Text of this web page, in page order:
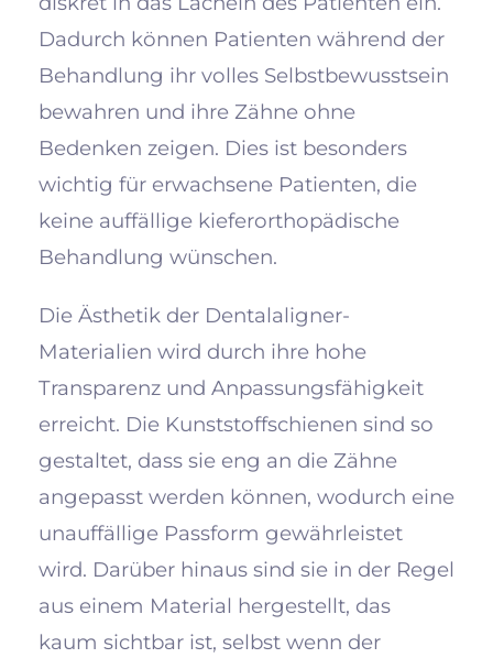
Dadurch können Patienten während der
Behandlung ihr volles Selbstbewusstsein
bewahren und ihre Zähne ohne
Bedenken zeigen. Dies ist besonders
wichtig für erwachsene Patienten, die
keine auffällige kieferorthopädische
Behandlung wünschen.
Die Ästhetik der Dentalaligner-
Materialien wird durch ihre hohe
Transparenz und Anpassungsfähigkeit
erreicht. Die Kunststoffschienen sind so
gestaltet, dass sie eng an die Zähne
angepasst werden können, wodurch eine
unauffällige Passform gewährleistet
wird. Darüber hinaus sind sie in der Regel
aus einem Material hergestellt, das
kaum sichtbar ist, selbst wenn der